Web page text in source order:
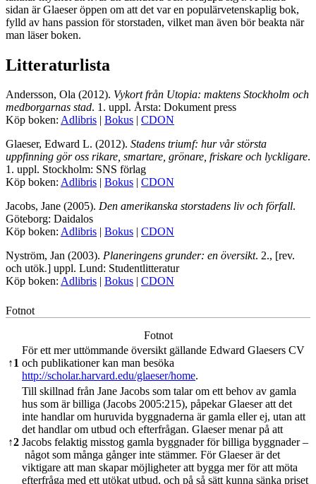
sidan är Glaeser öppen om att det var en populärvetenskaplig bok,
fylld av hans passion för storstaden, vilket man även bör beakta när
man läser boken.
Litteraturlista
Andersson, Ola (2012). Vykort från Utopia: maktens Stockholm och
medborgarnas stad. 1. uppl. Årsta: Dokument press
Köp boken: Adlibris Bokus
CDON
Glaeser, Edward L. (2012). Stadens triumf: hur vår största
uppfinning gör oss rikare, smartare, grönare, friskare och lyckligare.
1. uppl. Stockholm: SNS förlag
Köp boken: Adlibris Bokus
CDON
Jacobs, Jane (2005). Den amerikanska storstadens liv och förfall.
Göteborg: Daidalos
Köp boken: Adlibris Bokus
CDON
Nyström, Jan (2003). Planeringens grunder: en översikt. 2., [rev.
och utök.] uppl. Lund: Studentlitteratur
Köp boken: Adlibris Bokus CDON
Fotnot
Fotnot
↑1
För ett mer uttömmande översikt gällande Edward Glaesers CV
och publikationer kan man besöka
http://scholar.harvard.edu/glaeser/home.
↑2
Till skillnad från Jane Jacobs som talar om ett behov av gamla
hus som är billiga (Jacobs 2005:215), påpekar Glaeser att det
inte handlar om huruvida byggnaderna är gamla eller ej, utan att
det handlar om utbud och efterfrågan. Glaeser menar på att
Jacobs felaktig misstog gamla byggnader för billiga byggnader –
något som många gånger inte stämmer. För Glaeser är det
viktigare att man skapar möjligheter att bygga mer för att möta
efterfråga med ett utökat utbud, och på så sätt kunna sänka priset